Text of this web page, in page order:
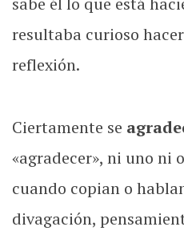
resultaba curioso
reflexión.
Ciertamente se
«agradecer», ni uno ni
cuando copian o
divagación,